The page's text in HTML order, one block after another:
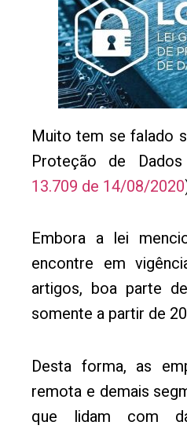
Muito tem se falado
Proteção de
13.709 de 14/08/2020
Embora a lei
encontre em
artigos, boa parte
somente a partir de
Desta forma, as
remota e demais
que lidam com